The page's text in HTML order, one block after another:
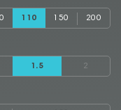
110 150 200
1.5 2